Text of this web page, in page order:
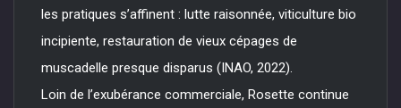
les pratiques s’affinent : lutte raisonnée, viticulture bio
incipiente, restauration de vieux cépages de
muscadelle presque disparus (INAO, 2022).
Loin de l’exubérance commerciale, Rosette continue